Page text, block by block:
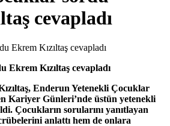
cevapladı
Ekrem Kızıltaş cevapladı
Enderun Yetenekli Çocuklar
Kariyer Günleri’nde üstün yetenekli
Çocukların sorularını yanıtlayan
anlattı hem de onlara